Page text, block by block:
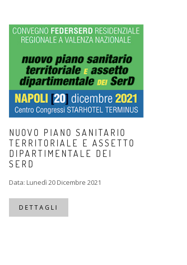
NUOVO PIANO SANITARIO
TERRITORIALE E ASSETTO
DIPARTIMENTALE DEI
SERD
Data: Lunedì 20 Dicembre 2021
DETTAGLI